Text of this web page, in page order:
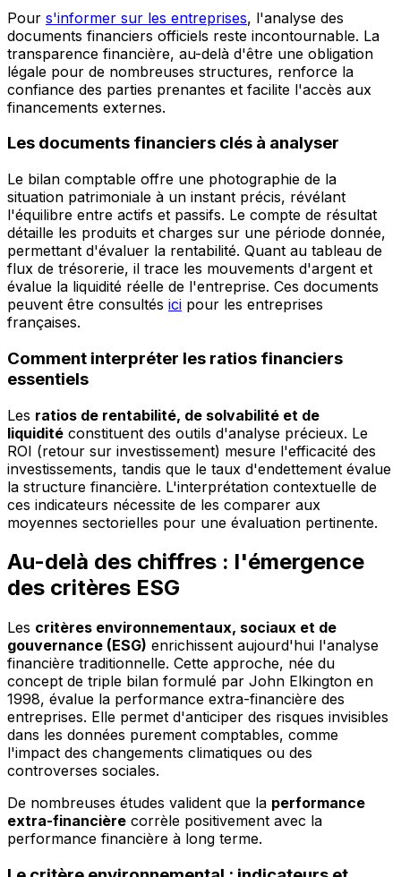
Pour s'informer sur les entreprises, l'analyse des
documents financiers officiels reste incontournable. La
transparence financière, au-delà d'être une obligation
légale pour de nombreuses structures, renforce la
confiance des parties prenantes et facilite l'accès aux
financements externes.
Les documents financiers clés à analyser
Le bilan comptable offre une photographie de la
situation patrimoniale à un instant précis, révélant
l'équilibre entre actifs et passifs. Le compte de résultat
détaille les produits et charges sur une période donnée,
permettant d'évaluer la rentabilité. Quant au tableau de
flux de trésorerie, il trace les mouvements d'argent et
évalue la liquidité réelle de l'entreprise. Ces documents
peuvent être consultés ici pour les entreprises
françaises.
Comment interpréter les ratios financiers
essentiels
Les ratios de rentabilité, de solvabilité et de
liquidité constituent des outils d'analyse précieux. Le
ROI (retour sur investissement) mesure l'efficacité des
investissements, tandis que le taux d'endettement évalue
la structure financière. L'interprétation contextuelle de
ces indicateurs nécessite de les comparer aux
moyennes sectorielles pour une évaluation pertinente.
Au-delà des chiffres : l'émergence
des critères ESG
Les critères environnementaux, sociaux et de
gouvernance (ESG) enrichissent aujourd'hui l'analyse
financière traditionnelle. Cette approche, née du
concept de triple bilan formulé par John Elkington en
1998, évalue la performance extra-financière des
entreprises. Elle permet d'anticiper des risques invisibles
dans les données purement comptables, comme
l'impact des changements climatiques ou des
controverses sociales.
De nombreuses études valident que la performance
extra-financière corrèle positivement avec la
performance financière à long terme.